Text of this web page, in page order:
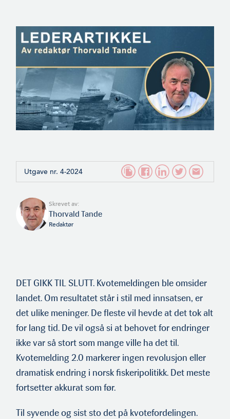
Utgave nr. 4-2024
Skrevet av:
Thorvald Tande
Redaktør
DET GIKK TIL SLUTT. Kvotemeldingen ble omsider
landet. Om resultatet står i stil med innsatsen, er
det ulike meninger. De fleste vil hevde at det tok alt
for lang tid. De vil også si at behovet for endringer
ikke var så stort som mange ville ha det til.
Kvotemelding 2.0 markerer ingen revolusjon eller
dramatisk endring i norsk fiskeripolitikk. Det meste
fortsetter akkurat som før.
Til syvende og sist sto det på kvotefordelingen.